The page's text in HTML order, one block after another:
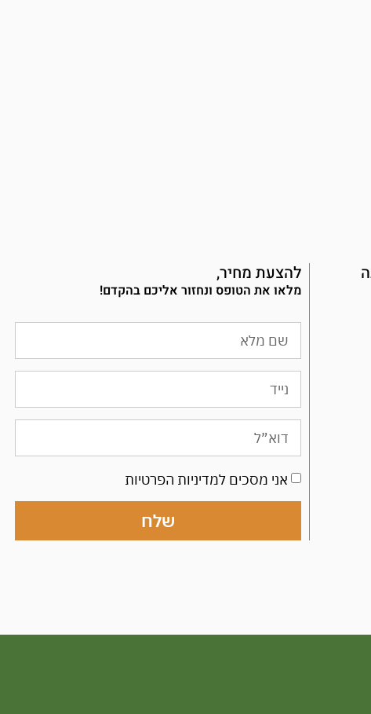
להצעת מחיר,
מלאו את הטופס ונחזור אליכם בהקדם!
אני מסכים למדיניות הפרטיות
שלח